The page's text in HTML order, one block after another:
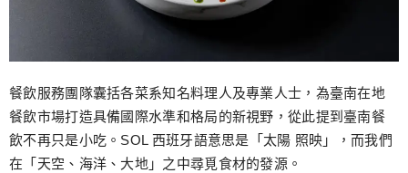
餐飲服務團隊囊括各菜系知名料理人及專業人士，為臺南在地
餐飲市場打造具備國際水準和格局的新視野，從此提到臺南餐
飲不再只是小吃。SOL 西班牙語意思是「太陽 照映」，而我們
在「天空、海洋、大地」之中尋覓食材的發源。